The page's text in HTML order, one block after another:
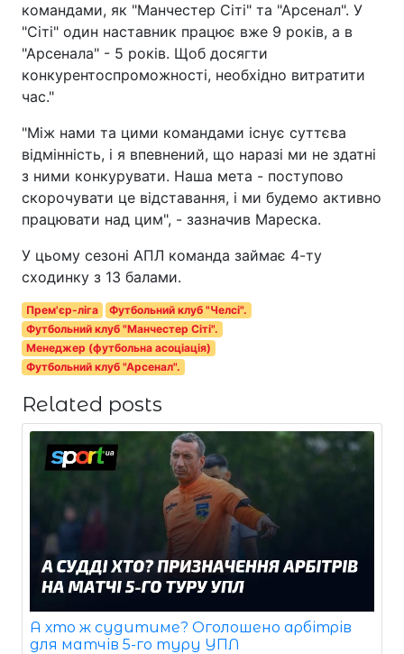
командами, як "Манчестер Сіті" та "Арсенал". У
"Сіті" один наставник працює вже 9 років, а в
"Арсенала" - 5 років. Щоб досягти
конкурентоспроможності, необхідно витратити
час."
"Між нами та цими командами існує суттєва
відмінність, і я впевнений, що наразі ми не здатні
з ними конкурувати. Наша мета - поступово
скорочувати це відставання, і ми будемо активно
працювати над цим", - зазначив Мареска.
У цьому сезоні АПЛ команда займає 4-ту
сходинку з 13 балами.
Прем'єр-ліга
Футбольний клуб "Челсі".
Футбольний клуб "Манчестер Сіті".
Менеджер (футбольна асоціація)
Футбольний клуб "Арсенал".
Related posts
А хто ж судитиме? Оголошено арбітрів
для матчів 5-го туру УПЛ